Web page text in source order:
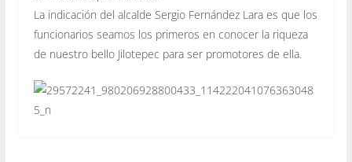
La indicación del alcalde Sergio Fernández Laraes que los
funcionarios seamos los primeros en conocer la riqueza
de nuestro bello Jilotepec para ser promotores de ella.